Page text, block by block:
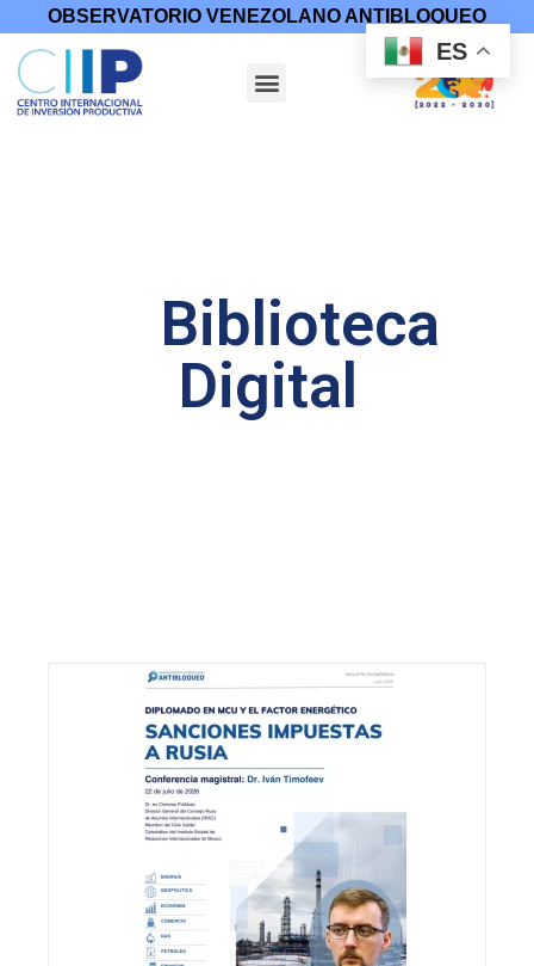
OBSERVATORIO VENEZOLANO ANTIBLOQUEO
Biblioteca
Digital
ES